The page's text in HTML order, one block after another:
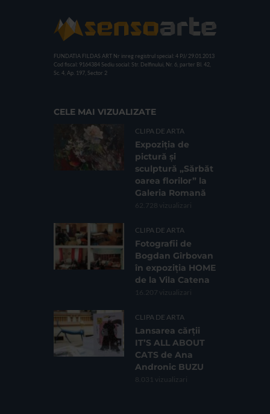
FUNDATIA FILDAS ART Nr inreg registrul special: 4 PJ/ 29.01.2013
Cod fiscal: 9164384 Sediu social: Str. Delfinului, Nr. 6, parter Bl. 42,
Sc. 4, Ap. 197, Sector 2
CELE MAI VIZUALIZATE
CLIPA DE ARTA
Expoziția de
pictură și
sculptură „Sărbăt
oarea florilor” la
Galeria Romană
62.728 vizualizari
CLIPA DE ARTA
Fotografii de
Bogdan Gîrbovan
în expoziția HOME
de la Vila Catena
16.207 vizualizari
CLIPA DE ARTA
Lansarea cărții
IT’S ALL ABOUT
CATS de Ana
Andronic BUZU
8.031 vizualizari